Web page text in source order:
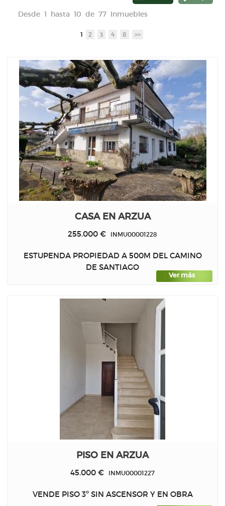
Desde 1 hasta 10 de 77 Inmuebles
1 2 3 4 8 >>
CASA EN ARZUA
255.000 € INMU00001228
ESTUPENDA PROPIEDAD A 500M DEL CAMINO
DE SANTIAGO
Ver más
PISO EN ARZUA
45.000 € INMU00001227
VENDE PISO 3º SIN ASCENSOR Y EN OBRA